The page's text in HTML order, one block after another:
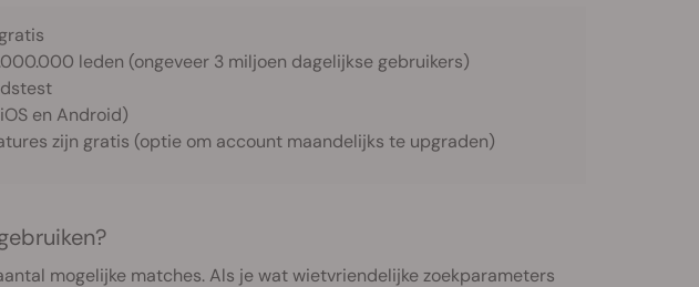
leden (ongeveer 3 miljoen dagelijkse gebruikers)
en Android)
zijn gratis (optie om account maandelijks te upgraden)
mogelijke matches. Als je wat wietvriendelijke zoekparameters